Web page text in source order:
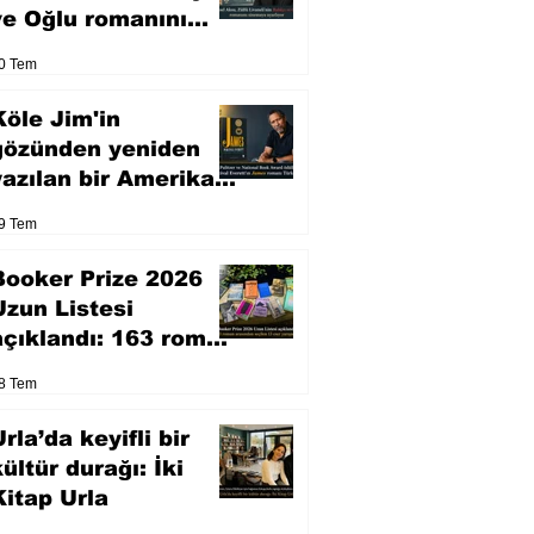
Oğlu romanını
Tem
Jim'in
yeniden
bir Amerikan
Tem
Prize 2026
Listesi
163 roman
Tem
keyifli bir
durağı: İki
Urla